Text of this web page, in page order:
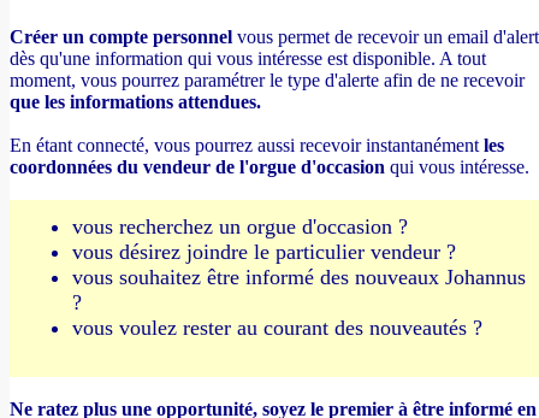
Créer un compte personnel vous permet de recevoir un email
dès qu'une information qui vous intéresse est disponible. A tout
moment, vous pourrez paramétrer le type d'alerte afin de ne recevoir
que les informations attendues.
En étant connecté, vous pourrez aussi recevoir instantanément les
coordonnées du vendeur de l'orgue d'occasion qui vous intéresse.
vous recherchez un orgue d'occasion ?
vous désirez joindre le particulier vendeur ?
vous souhaitez être informé des nouveaux Johannus
?
vous voulez rester au courant des nouveautés ?
Ne ratez plus une opportunité, soyez le premier à être informé en